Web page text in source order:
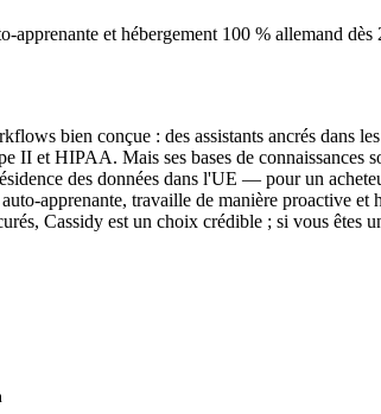
et hébergement 100 % allemand
bien conçue : des assistants ancrés dans
et HIPAA. Mais ses bases de connaissances
des données dans l'UE — pour un
apprenante, travaille de manière proactive
Cassidy est un choix crédible ; si vous